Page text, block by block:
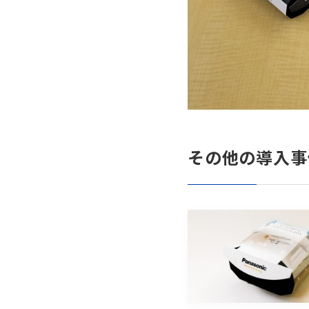
その他の導入